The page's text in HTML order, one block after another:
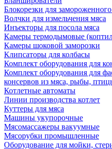
Блокорезки для
Волчки для измельчения мяса
Инъекторы для посола мяса
Камеры термодымовые
Камеры шоковой заморозки
Клипсаторы для колбасы
Комплект оборудования для
Комплект оборудования для
консервов из мяса, рыбы,
Котлетные автоматы
Линии производства котлет
Куттеры для мяса
Машины укупорочные
Мясомассажеры вакуумные
Мясорубки промышленные
Оборудование для мойки,